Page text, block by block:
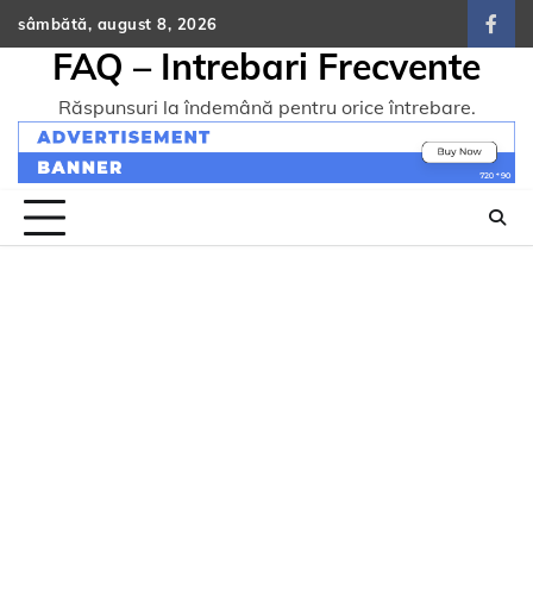
Skip
to
content
sâmbătă, august 8, 2026
FAQ – Intrebari Frecvente
Răspunsuri la îndemână pentru orice întrebare.